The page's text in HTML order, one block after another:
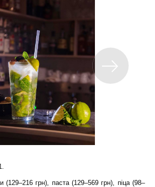
(129–216 грн), паста (129–569 грн), піца (98–